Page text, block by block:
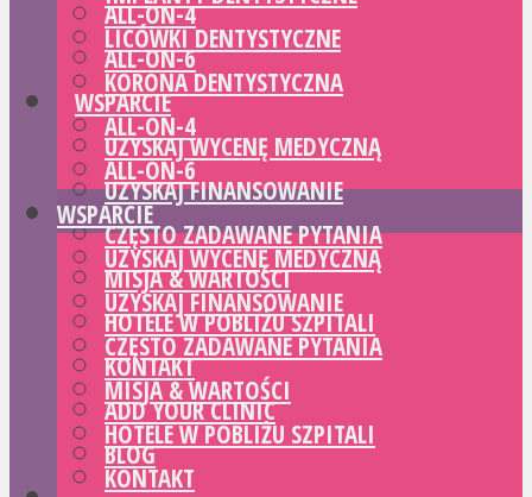
ALL-ON-4
ALL-ON-6
WSPARCIE
UZYSKAJ WYCENĘ MEDYCZNĄ
UZYSKAJ FINANSOWANIE
CZĘSTO ZADAWANE PYTANIA
MISJA & WARTOŚCI
HOTELE W POBLIŻU SZPITALI
KONTAKT
ADD YOUR CLINIC
BLOG
LICÓWKI DENTYSTYCZNE
KORONA DENTYSTYCZNA
ALL-ON-4
ALL-ON-6
WSPARCIE
UZYSKAJ WYCENĘ MEDYCZNĄ
UZYSKAJ FINANSOWANIE
CZĘSTO ZADAWANE PYTANIA
MISJA & WARTOŚCI
HOTELE W POBLIŻU SZPITALI
KONTAKT